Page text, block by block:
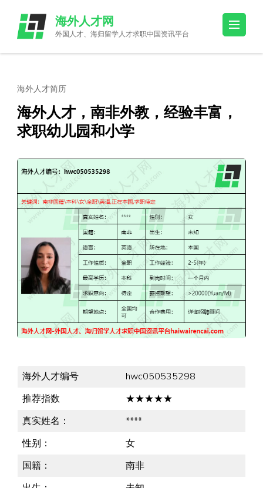
content
(Press
海外人才网
外国人才、海归留学人才求职中国资讯平台
海外人才简历
海外人才，南非外教，经验丰富，
求职幼儿园和小学
海外人才编号
hwc050535298
推荐指数
★★★★★
真实姓名：
****
性别：
女
国籍：
南非